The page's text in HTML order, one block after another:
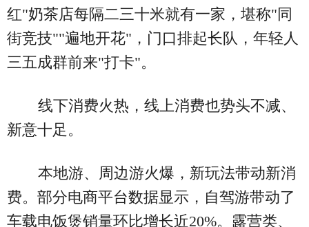
红"奶茶店每隔二三十米就有一家，堪称"同
街竞技""遍地开花"，门口排起长队，年轻人
三五成群前来"打卡"。
线下消费火热，线上消费也势头不减、
新意十足。
本地游、周边游火爆，新玩法带动新消
费。部分电商平台数据显示，自驾游带动了
车载电饭煲销量环比增长近20%。露营类、